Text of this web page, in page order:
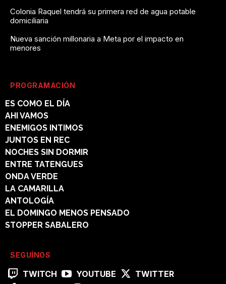
Colonia Raquel tendrá su primera red de agua potable
domiciliaria
Nueva sanción millonaria a Meta por el impacto en
menores
PROGRAMACIÓN
ES COMO EL DÍA
AHI VAMOS
ENEMIGOS INTIMOS
JUNTOS EN REC
NOCHES SIN DORMIR
ENTRE TATENGUES
ONDA VERDE
LA CAMARILLA
ANTOLOGÍA
EL DOMINGO MENOS PENSADO
STOPPER SABALERO
SEGUÍNOS
TWITCH YOUTUBE
TWITTER